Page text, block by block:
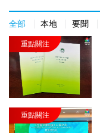
全部 本地 要聞